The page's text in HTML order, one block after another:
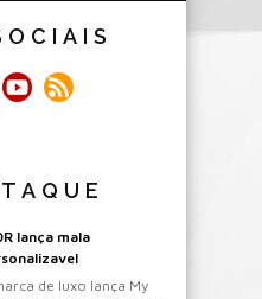
lança mala
de luxo lança My